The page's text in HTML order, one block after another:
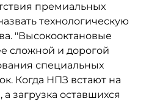
премиальных
технологическую
"Высокооктановые
сложной и дорогой
специальных
Когда НПЗ встают на
загрузка оставшихся